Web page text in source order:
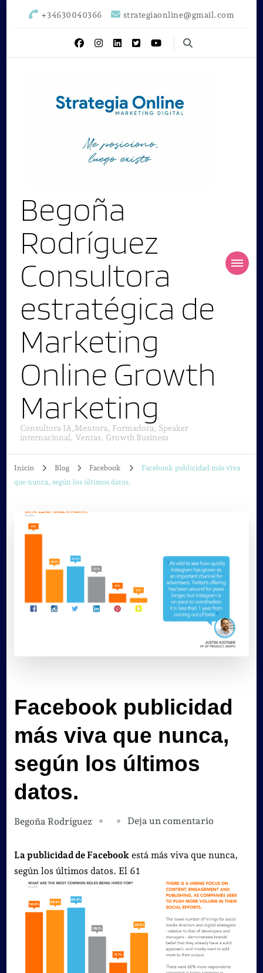
+34630040366 strategiaonline@gmail.com
Begoña
Rodríguez
Consultora
estratégica de
Marketing
Online Growth
Marketing
Consultora IA,Mentora, Formadora, Speaker
internacional, Ventas, Growth Business
Inicio Blog Facebook
Facebook publicidad más viva
que nunca, según los últimos datos.
Facebook publicidad
más viva que nunca,
según los últimos
datos.
Begoña Rodríguez Deja un comentarioen
publicidad
viva
que
nunca,
según
los
últimos
La publicidad de Facebookestá más viva que nunca,
según los últimos datos. El 61